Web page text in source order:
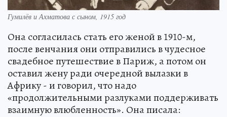
Гумилёв и Ахматова с сыном, 1915 год
Она согласилась стать его женой в 1910-м,
после венчания они отправились в чудесное
свадебное путешествие в Париж, а потом он
оставил жену ради очередной вылазки в
Африку - и говорил, что надо
«продолжительными разлуками поддерживать
взаимную влюбленность». Она писала: